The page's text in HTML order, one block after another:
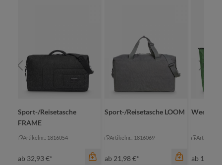
Sport-/Reisetasche
FRAME
Artikelnr.: 1816054
ab 32,93 €*
Sport-/Reisetasche LOOM
Artikelnr.: 1816069
ab 21,98 €*
Artikelnr.:
ab 19,75